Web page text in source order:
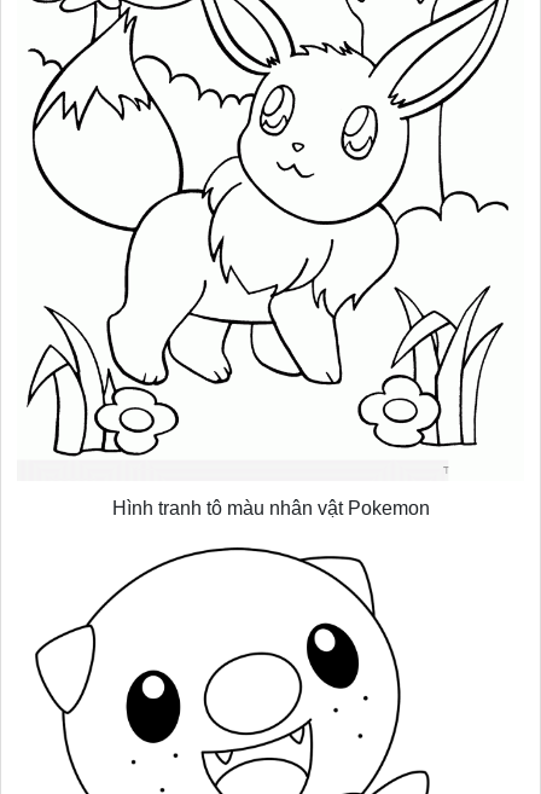
Hình tranh tô màu nhân vật Pokemon